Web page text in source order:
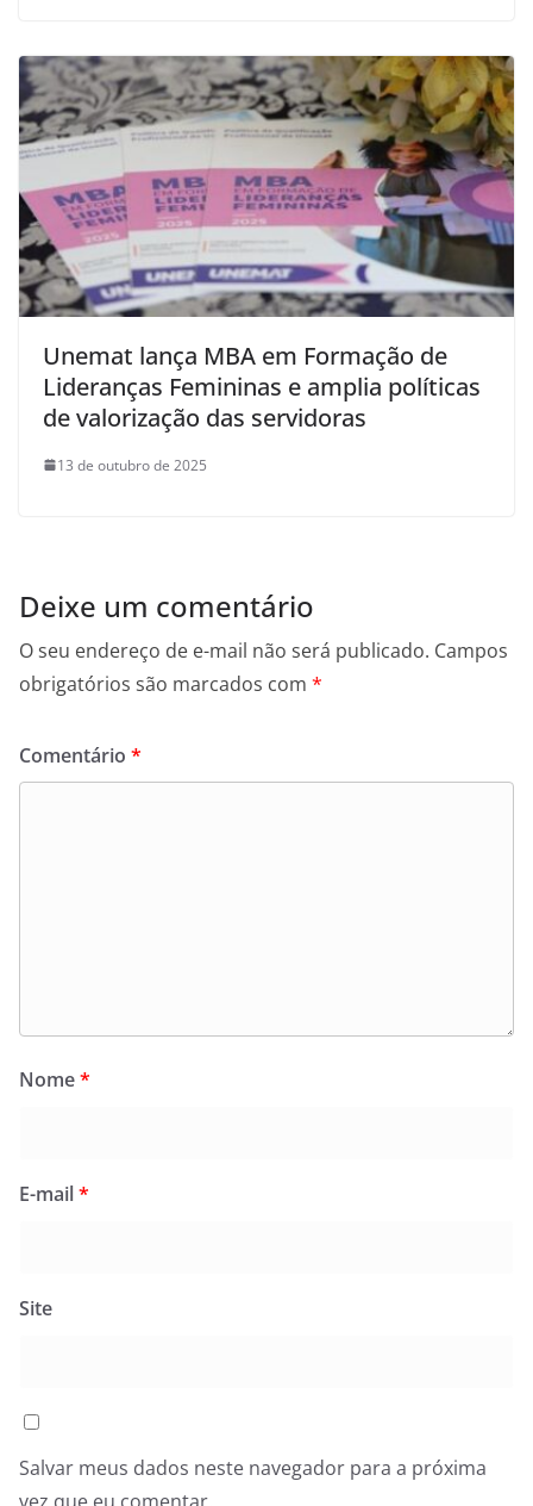
Unemat lança MBA em Formação de
Lideranças Femininas e amplia políticas
de valorização das servidoras
13 de outubro de 2025
Deixe um comentário
O seu endereço de e-mail não será publicado. Campos
obrigatórios são marcados com *
Comentário *
Nome*
E-mail*
Site
Salvar meus dados neste navegador para a próxima